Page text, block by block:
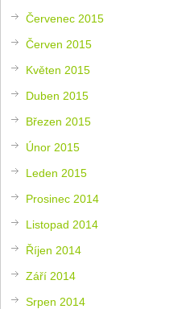
Červenec 2015
Červen 2015
Květen 2015
Duben 2015
Březen 2015
Únor 2015
Leden 2015
Prosinec 2014
Listopad 2014
Říjen 2014
Září 2014
Srpen 2014